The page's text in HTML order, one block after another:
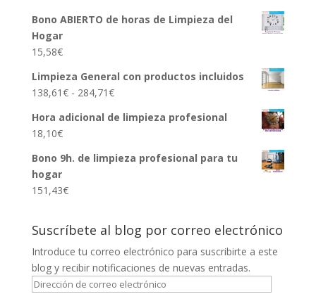
Bono ABIERTO de horas de Limpieza del
Hogar
15,58€
Limpieza General con productos incluidos
138,61€ - 284,71€Rango
precios:
138,61€
Hora adicional de limpieza profesional
18,10€
Bono 9h. de limpieza profesional para tu
hogar
151,43€
Suscríbete al blog por correo electrónico
Introduce tu correo electrónico para suscribirte a este
blog y recibir notificaciones de nuevas entradas.
Dirección